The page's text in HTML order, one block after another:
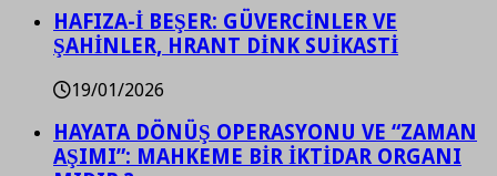
HAFIZA-İ BEŞER: GÜVERCİNLER VE
ŞAHİNLER, HRANT DİNK SUİKASTİ
19/01/2026
HAYATA DÖNÜŞ OPERASYONU VE “ZAMAN
AŞIMI”: MAHKEME BİR İKTİDAR ORGANI